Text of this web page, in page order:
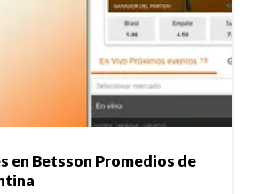
en Betsson Promedios de